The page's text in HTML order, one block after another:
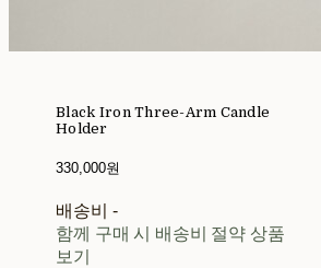
Black Iron Three-Arm Candle
Holder
330,000원
배송비 -
함께 구매 시 배송비 절약 상품
보기